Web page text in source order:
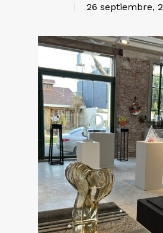
26 septiembre,